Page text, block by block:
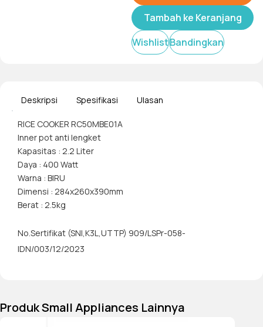
Tambah ke Keranjang
WishlistBandingkan
Deskripsi Spesifikasi Ulasan
RICE COOKER RC50MBE01A
Inner pot anti lengket
Kapasitas : 2.2 Liter
Daya : 400 Watt
Warna : BIRU
Dimensi : 284x260x390mm
Berat : 2.5kg
No.Sertifikat (SNI,K3L,UTTP) 909/LSPr-058-
IDN/003/12/2023
Produk Small Appliances Lainnya